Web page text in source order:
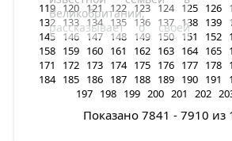
Великобритании,
рассказывает о своей
бурно развивающейся
модельной карьере.
119 120 121 122 123 124 125 126
132 133 134 135 136 137 138 139
145 146 147 148 149 150 151 152
158 159 160 161 162 163 164 165
171
172 173 174 175 176 177 178
184 185 186 187 188 189 190 191
197 198 199 200 201 202
Показано 7841 - 7910 из